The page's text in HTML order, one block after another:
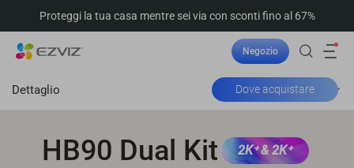
Proteggi la tua casa mentre sei via con sconti fino al 67%
Negozio
Dettaglio Dove acquistare
HB90 Dual Kit 2K⁺ & 2K⁺